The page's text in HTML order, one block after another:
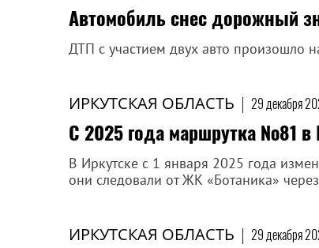
Автомобиль снес дорожный
ДТП с участием двух авто произошло
ИРКУТСКАЯ ОБЛАСТЬ | 29 декабря
С 2025 года маршрутка №81 в
В Иркутске с 1 января 2025 года
они следовали от ЖК «Ботаника»
ИРКУТСКАЯ ОБЛАСТЬ | 29 декабря